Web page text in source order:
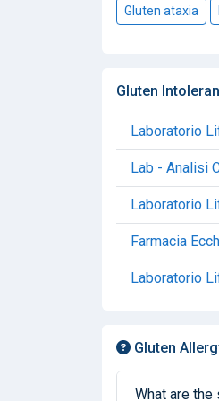
Gluten ataxia
Gluten
Laboratorio
Lab - Analisi
Laboratorio
Farmacia
Laboratorio
Gluten
What are